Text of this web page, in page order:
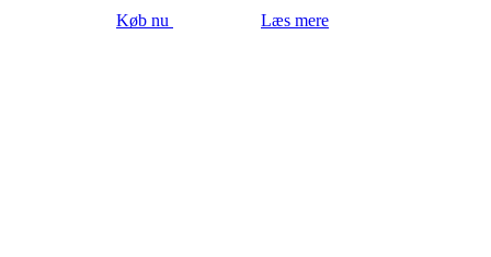
Køb nu
Læs mere